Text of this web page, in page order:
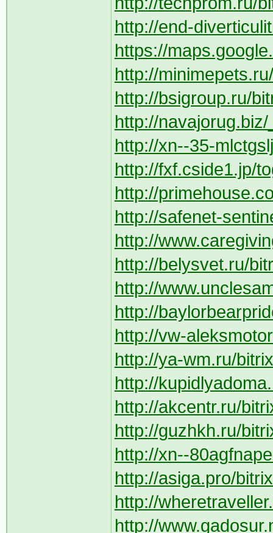
http://end-
https://
http://
http://bsigroup.ru/
http://
http://xn--35-
http://fxf.cside1.jp/
http://
http://safenet-
http://
http://belysvet.ru/
http://
http://
http://vw-
http://ya-wm.ru/
http://
http://akcentr.ru/
http://guzhkh.ru/
http://xn--
http://asiga.pro/
http://
http://